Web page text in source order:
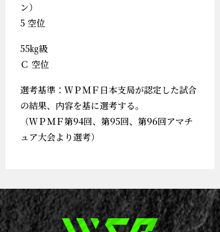
ン）
5 空位
55㎏級
Ｃ 空位
選考基準：ＷＰＭＦ日本支局が認定した試合
の結果、内容を基に選考する。
（ＷＰＭＦ第94回、第95回、第96回アマチ
ュア大会より選考）